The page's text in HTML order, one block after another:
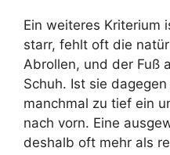
Ein weiteres Kriterium
starr, fehlt oft die
Abrollen, und der Fuß
Schuh. Ist sie
manchmal zu tief ein
nach vorn. Eine
deshalb oft mehr als